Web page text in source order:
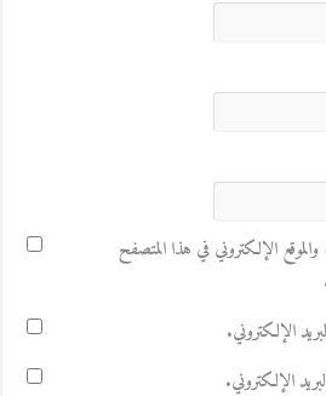
الإلكتروني في هذا المتصفح
الإلكتروني.
الإلكتروني.